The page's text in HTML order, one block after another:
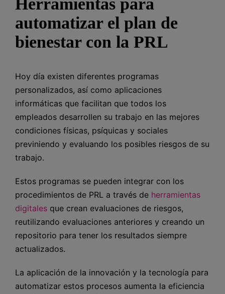
Herramientas para
automatizar el plan de
bienestar con la PRL
Hoy día existen diferentes programas
personalizados, así como aplicaciones
informáticas que facilitan que todos los
empleados desarrollen su trabajo en las mejores
condiciones físicas, psíquicas y sociales
previniendo y evaluando los posibles riesgos de su
trabajo.
Estos programas se pueden integrar con los
procedimientos de PRL a través de herramientas
digitales que crean evaluaciones de riesgos,
reutilizando evaluaciones anteriores y creando un
repositorio para tener los resultados siempre
actualizados.
La aplicación de la innovación y la tecnología para
automatizar estos procesos aumenta la eficiencia